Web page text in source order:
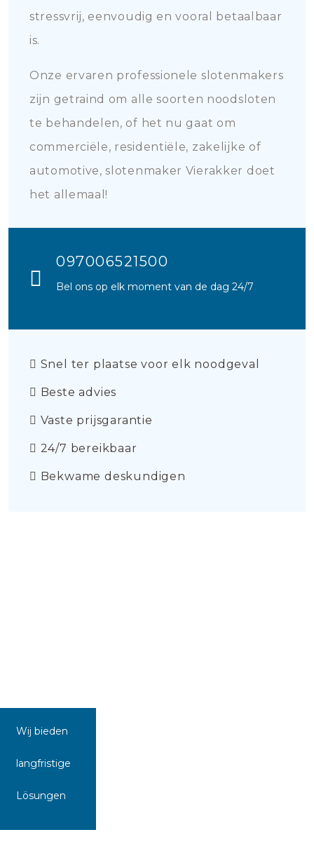
stressvrij, eenvoudig en vooral betaalbaar
is.
Onze ervaren professionele slotenmakers
zijn getraind om alle soorten noodsloten
te behandelen, of het nu gaat om
commerciële, residentiële, zakelijke of
automotive, slotenmaker Vierakker doet
het allemaal!
097006521500
Bel ons op elk moment van de dag 24/7
Snel ter plaatse voor elk noodgeval
Beste advies
Vaste prijsgarantie
24/7 bereikbaar
Bekwame deskundigen
Wij bieden
langfristige
Lösungen